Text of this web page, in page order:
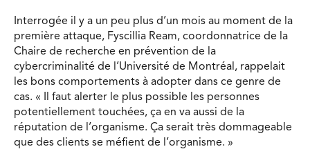
Interrogée il y a un peu plus d’un mois au moment de la
première attaque, Fyscillia Ream, coordonnatrice de la
Chaire de recherche en prévention de la
cybercriminalité de l’Université de Montréal, rappelait
les bons comportements à adopter dans ce genre de
cas. « Il faut alerter le plus possible les personnes
potentiellement touchées, ça en va aussi de la
réputation de l’organisme. Ça serait très dommageable
que des clients se méfient de l’organisme. »